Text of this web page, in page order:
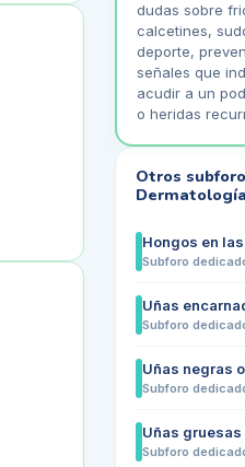
dudas sobre
calcetines,
deporte,
señales que
acudir a un
o heridas
Otros
Dermatología
Hongos en
Uñas
Uñas negras
Uñas